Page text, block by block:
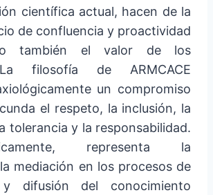
científica actual, hacen de la
de confluencia y proactividad
también el valor de los
filosofía de ARMCACE
un compromiso
el respeto, la inclusión, la
tolerancia y la responsabilidad.
representa la
mediación en los procesos de
y difusión del conocimiento